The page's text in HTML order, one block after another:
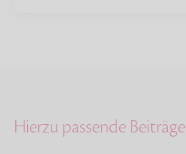
Hierzu passende Beiträge